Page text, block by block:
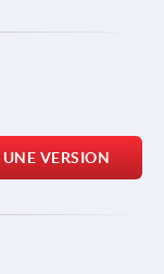
UNE VERSION